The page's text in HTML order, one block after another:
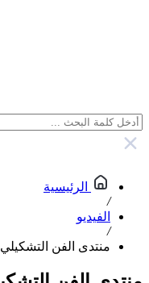
الرئيسية
/
الفيديو
/
منتدى الفن التشكيلي